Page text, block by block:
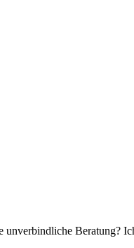
unverbindliche